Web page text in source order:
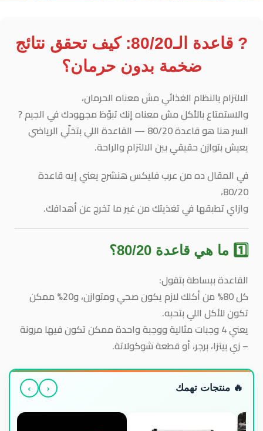
? قاعدة الـ80/20: كيف تحقق نتائج
ضخمة بدون حرمان؟
الالتزام بالنظام الغذائي مش معناه الحرمان،
والاستمتاع بالأكل مش معناه إنك تبوّظ مجهودك في الجيم ?
السر هنا هوقاعدة 80/20
— القاعدة اللي بتخلّي الرياضي
يعيش بتوازن حقيقي بين الالتزام والراحة.
في المقال ده منعرب فليكسهنشرح يعني إيه قاعدة
80/20،
وازاي تطبقها في تغذيتك من غير ما تخرج عن أهدافك.
1️⃣ ما هي قاعدة 80/20؟
القاعدة ببساطة بتقول:
كل 80% من أكلك لازم يكون صحي ومتوازن، و20% ممكن
تكون للأكل اللي بتحبه.
يعني 4 وجبات مثالية ووجبة واحدة ممكن تكون فيها مرونة
– زي بيتزا، برجر، أو قطعة شوكولاتة.
🔥 منتجات تهمك ‹
›